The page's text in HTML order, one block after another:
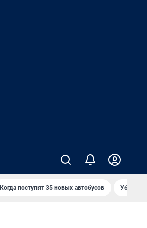
Когда поступят 35 новых автобусов Убийца